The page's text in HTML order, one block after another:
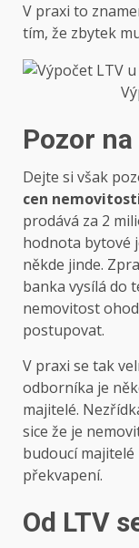
V praxi to
tím, že zbytek
Pozor
Dejte si však
cen
prodává za 2
hodnota bytové
někde jinde.
banka vysílá do
nemovitost
postupovat.
V praxi se tak
odborníka je
majitelé.
sice že je
budoucí
překvapení.
Od LTV